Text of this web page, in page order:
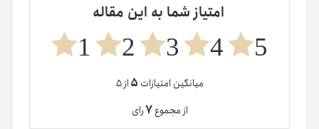
امتیاز شما به این مقاله
5
4
3
2
1
میانگین امتیازات ۵از ۵
از مجموع۷رای